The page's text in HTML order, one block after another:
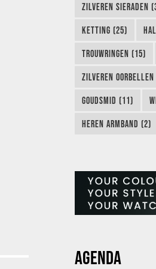
ZILVEREN SIERADEN
KETTING (25)
TROUWRINGEN (15)
ZILVEREN
GOUDSMID (11)
HEREN ARMBAND (2)
AGENDA